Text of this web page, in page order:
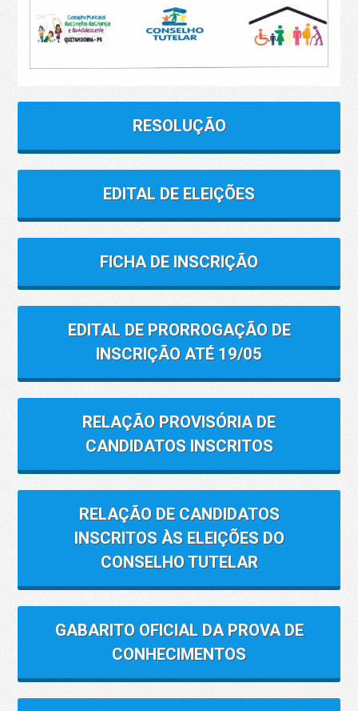
RESOLUÇÃO
EDITAL DE ELEIÇÕES
FICHA DE INSCRIÇÃO
EDITAL DE PRORROGAÇÃO DE
INSCRIÇÃO ATÉ 19/05
RELAÇÃO PROVISÓRIA DE
CANDIDATOS INSCRITOS
RELAÇÃO DE CANDIDATOS
INSCRITOS ÀS ELEIÇÕES DO
CONSELHO TUTELAR
GABARITO OFICIAL DA PROVA DE
CONHECIMENTOS